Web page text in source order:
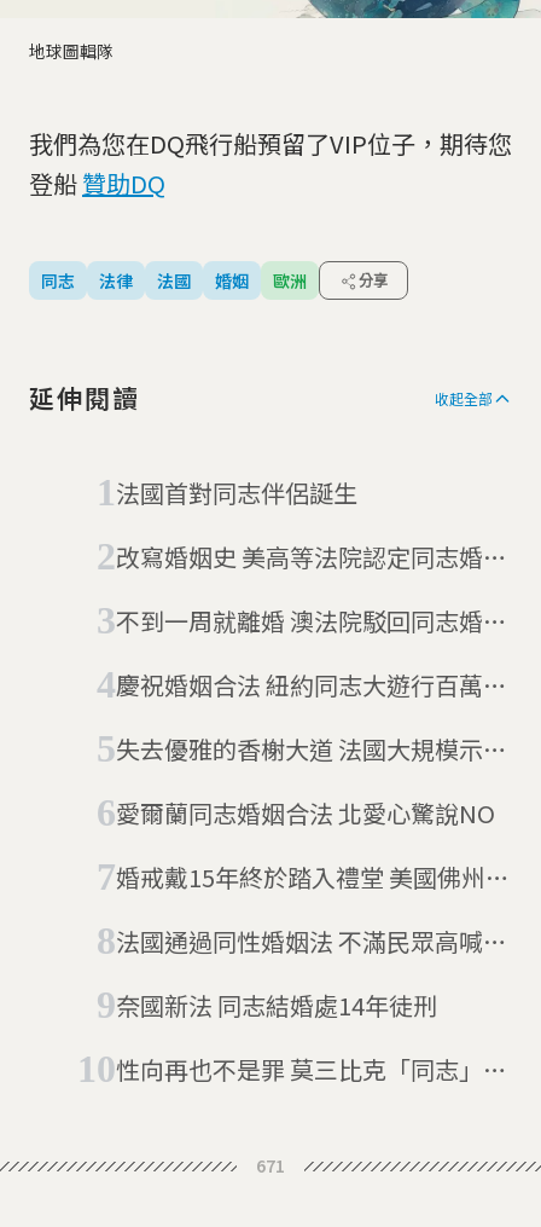
地球圖輯隊
我們為您在DQ飛行船預留了VIP位子，期待您
登船贊助DQ
同志 法律 法國 婚姻 歐洲 分享
延伸閱讀 收起全部
法國首對同志伴侶誕生
改寫婚姻史 美高等法院認定同志婚姻
不到一周就離婚 澳法院駁回同志婚姻
慶祝婚姻合法 紐約同志大遊行百萬人
失去優雅的香榭大道 法國大規模示威
愛爾蘭同志婚姻合法 北愛心驚說NO
婚戒戴15年終於踏入禮堂 美國佛州同
法國通過同性婚姻法 不滿民眾高喊持
奈國新法 同志結婚處14年徒刑
性向再也不是罪 莫三比克「同志」合
671